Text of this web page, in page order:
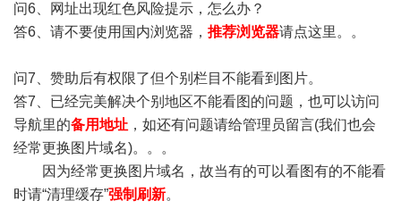
问6、网址出现红色风险提示，怎么办？
答6、请不要使用国内浏览器， 推荐浏览器请点这里。。
问7、赞助后有权限了但个别栏目不能看到图片。
答7、已经完美解决个别地区不能看图的问题，也可以访问
导航里的备用地址 ，如还有问题请给管理员留言(我们也会
经常更换图片域名)。。。
因为经常更换图片域名，故当有的可以看图有的不能看
时请“清理缓存”强制刷新。